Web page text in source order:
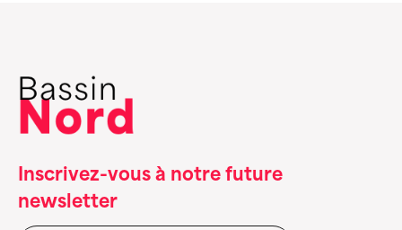
Inscrivez-vous à notre future
newsletter